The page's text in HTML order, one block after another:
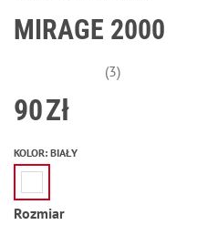
MIRAGE 2000
(3)
90Zł
KOLOR: BIAŁY
Rozmiar